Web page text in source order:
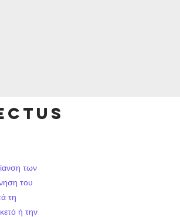
των
του
τη
ή την